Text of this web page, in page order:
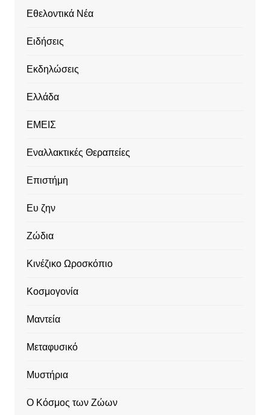
Εθελοντικά Νέα
Ειδήσεις
Εκδηλώσεις
Ελλάδα
ΕΜΕΙΣ
Εναλλακτικές Θεραπείες
Επιστήμη
Ευ ζην
Ζώδια
Κινέζικο Ωροσκόπιο
Κοσμογονία
Μαντεία
Μεταφυσικό
Μυστήρια
Ο Κόσμος των Ζώων